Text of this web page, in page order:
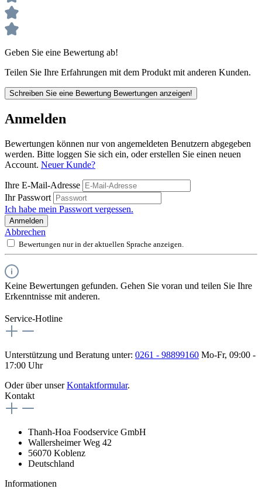
Geben Sie eine Bewertung ab!
Teilen Sie Ihre Erfahrungen mit dem Produkt mit anderen Kunden.
Schreiben Sie eine Bewertung Bewertungen anzeigen!
Anmelden
Bewertungen können nur von angemeldeten Benutzern abgegeben
werden. Bitte loggen Sie sich ein, oder erstellen Sie einen neuen
Account. Neuer Kunde?
Ihre E-Mail-Adresse
Ihr Passwort
Ich habe mein Passwort vergessen.
Anmelden
Abbrechen
Bewertungen nur in der aktuellen Sprache anzeigen.
Keine Bewertungen gefunden. Gehen Sie voran und teilen Sie Ihre
Erkenntnisse mit anderen.
Service-Hotline
Unterstützung und Beratung unter: 0261 - 98899160 Mo-Fr, 09:00 -
17:00 Uhr
Oder über unserKontaktformular.
Kontakt
Thanh-Hoa Foodservice GmbH
Wallersheimer Weg 42
56070 Koblenz
Deutschland
Informationen